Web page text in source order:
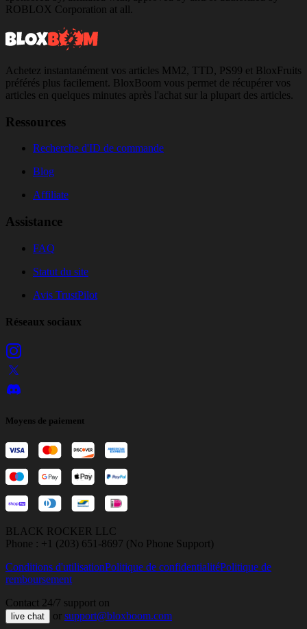
ROBLOX Corporation at all.
Achetez instantanément vos articles MM2, TTD, PS99 et BloxFruits
préférés plus facilement. BloxBoom vous permet de récupérer vos
articles en quelques minutes après l'achat sur la plupart des articles.
Ressources
Recherche d'ID de commande
Blog
Affiliate
Assistance
FAQ
Statut du site
Avis TrustPilot
Réseaux sociaux
Moyens de paiement
BLACK ROCKER LLC
Phone : +1 (203) 651-8697 (No Phone Support)
Conditions d'utilisationPolitique de confidentialitéPolitique de
remboursement
Contact 24/7 support on
live chat or support@bloxboom.com